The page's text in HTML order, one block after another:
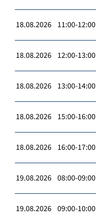
18.08.2026 11:00-12:00
18.08.2026 12:00-13:00
18.08.2026 13:00-14:00
18.08.2026 15:00-16:00
18.08.2026 16:00-17:00
19.08.2026 08:00-09:00
19.08.2026 09:00-10:00